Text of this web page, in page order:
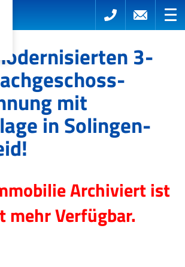
3-
mit
in Solingen-
Archiviert ist
mehr Verfügbar.